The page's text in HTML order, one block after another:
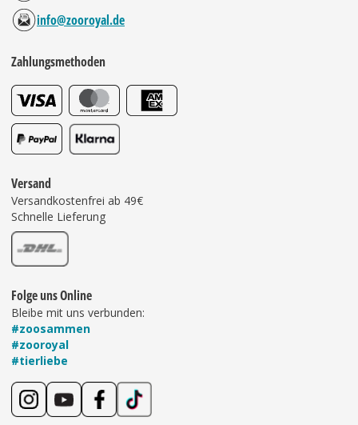
info@zooroyal.de
Zahlungsmethoden
Versand
Versandkostenfrei ab 49€
Schnelle Lieferung
Folge uns Online
Bleibe mit uns verbunden:
#zoosammen
#zooroyal
#tierliebe